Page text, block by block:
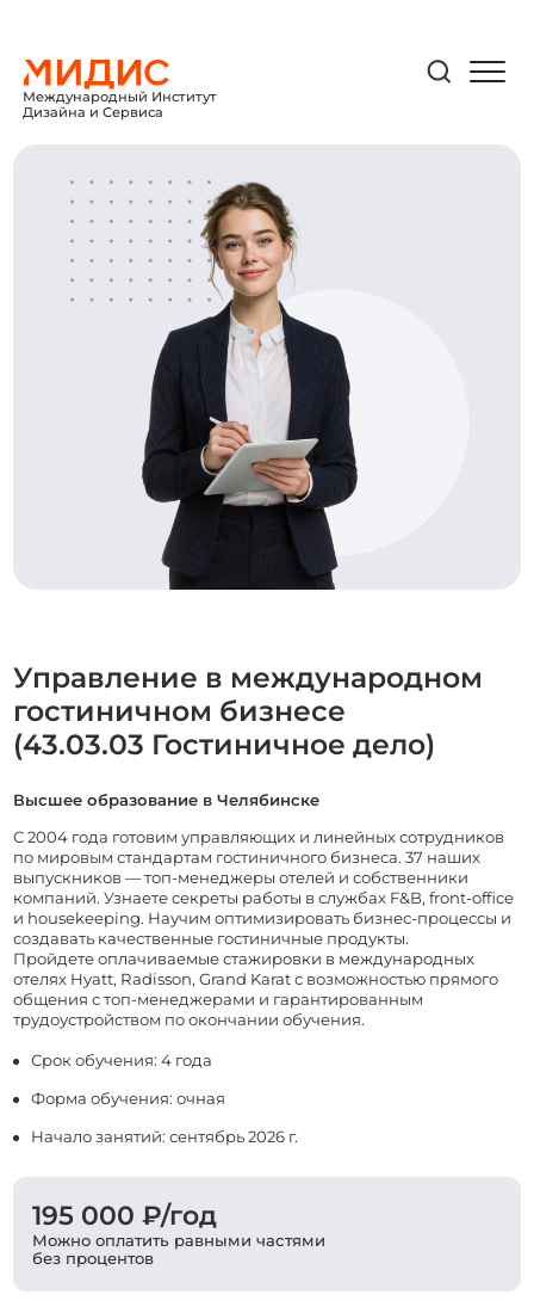
Международный Институт
Дизайна и Сервиса
Управление в международном
гостиничном бизнесе
(43.03.03 Гостиничное дело)
Высшее образование в Челябинске
С 2004 года готовим управляющих и линейных сотрудников
по мировым стандартам гостиничного бизнеса. 37 наших
выпускников — топ-менеджеры отелей и собственники
компаний. Узнаете секреты работы в службах F&B, front-office
и housekeeping. Научим оптимизировать бизнес-процессы и
создавать качественные гостиничные продукты.
Пройдете оплачиваемые стажировки в международных
отелях Hyatt, Radisson, Grand Karat с возможностью прямого
общения с топ-менеджерами и гарантированным
трудоустройством по окончании обучения.
Срок обучения: 4 года
Форма обучения: очная
Начало занятий: сентябрь 2026 г.
195 000 ₽/год
Можно оплатить равными частями
без процентов